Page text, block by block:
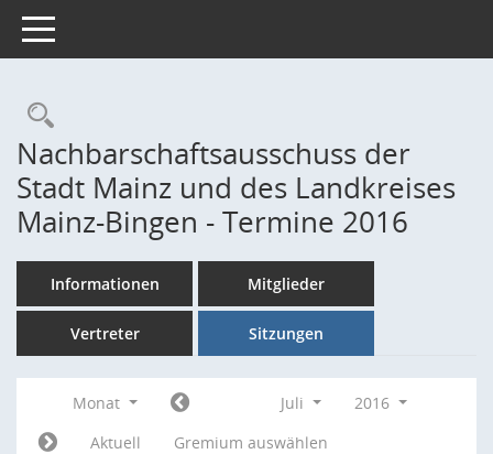
Toggle navigation
Rechercheauswahl
Nachbarschaftsausschuss der
Stadt Mainz und des Landkreises
Mainz-Bingen - Termine 2016
Informationen Mitglieder
Vertreter Sitzungen
Monat Juli
2016
Aktuell
Gremium auswählen